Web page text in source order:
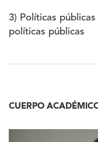
3) Políticas
políticas públicas
CUERPO